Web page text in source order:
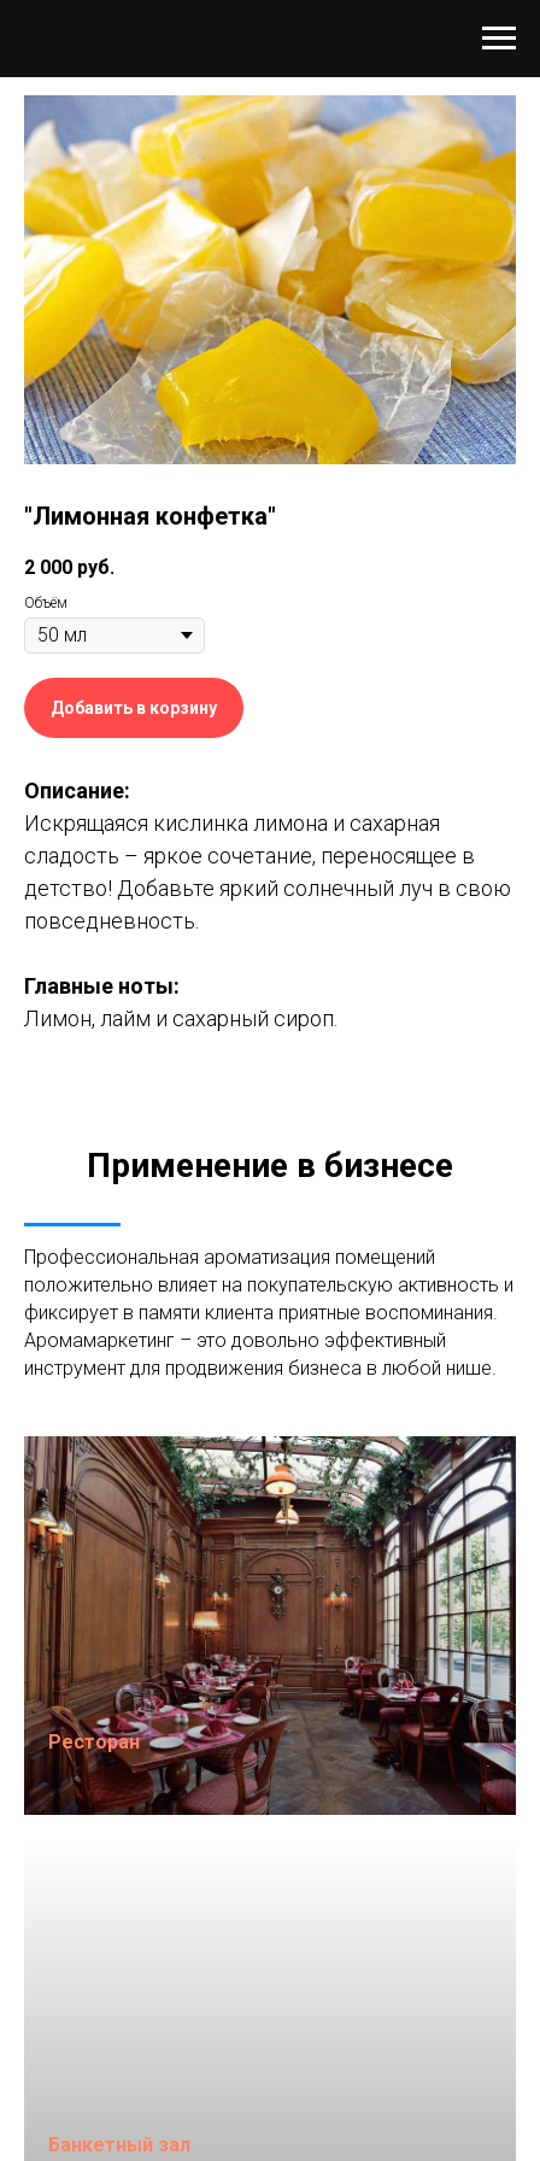
"Лимонная конфетка"
2 000 руб.
Объём
Добавить в корзину
Описание:
Искрящаяся кислинка лимона и сахарная
сладость – яркое сочетание, переносящее в
детство! Добавьте яркий солнечный луч в свою
повседневность.
Главные ноты:
Лимон, лайм и сахарный сироп.
Применение в бизнесе
Профессиональная ароматизация помещений
положительно влияет на покупательскую активность и
фиксирует в памяти клиента приятные воспоминания.
Аромамаркетинг – это довольно эффективный
инструмент для продвижения бизнеса в любой нише.
Ресторан
Банкетный зал